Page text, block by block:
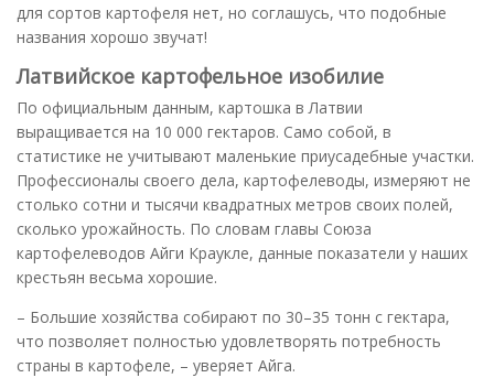
для сортов картофеля нет, но соглашусь, что подобные
названия хорошо звучат!
Латвийское картофельное изобилие
По официальным данным, картошка в Латвии
выращивается на 10 000 гектаров. Само собой, в
статистике не учитывают маленькие приусадебные участки.
Профессионалы своего дела, картофелеводы, измеряют не
столько сотни и тысячи квадратных метров своих полей,
сколько урожайность. По словам главы Союза
картофелеводов Айги Краукле, данные показатели у наших
крестьян весьма хорошие.
– Большие хозяйства собирают по 30–35 тонн с гектара,
что позволяет полностью удовлетворять потребность
страны в картофеле, – уверяет Айга.